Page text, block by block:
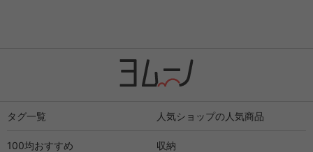
タグ一覧 人気ショップの人気商品
100均おすすめ 収納